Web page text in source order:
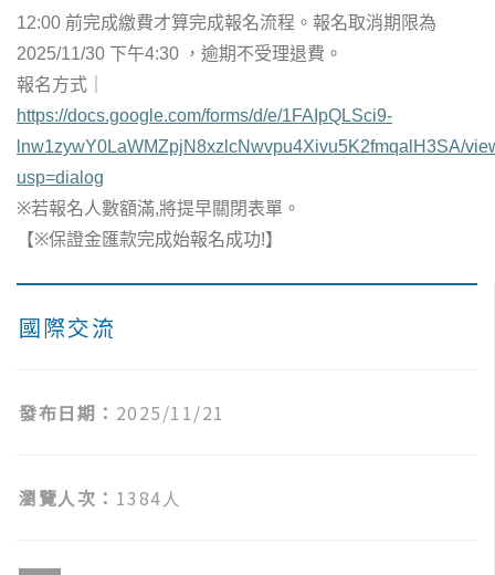
國際交流
發布日期： 2025/11/21
瀏覽人次： 1384人
12:00 前完成繳費才算完成報名流程。報名取消期限為
2025/11/30 下午4:30 ，逾期不受理退費。
報名方式
https://docs.google.com/forms/d/e/1FAIpQLSci9-
lnw1zywY0LaWMZpjN8xzlcNwvpu4Xivu5K2fmqalH3SA/
usp=dialog
※若報名人數額滿,將提早關閉表單。
【※保證金匯款完成始報名成功!】